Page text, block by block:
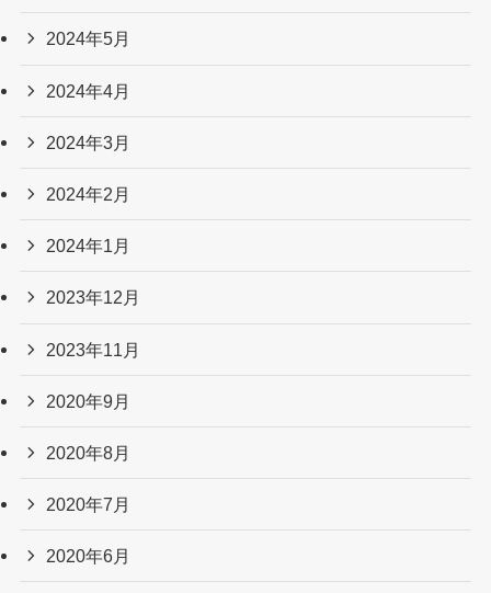
2024年5月
2024年4月
2024年3月
2024年2月
2024年1月
2023年12月
2023年11月
2020年9月
2020年8月
2020年7月
2020年6月